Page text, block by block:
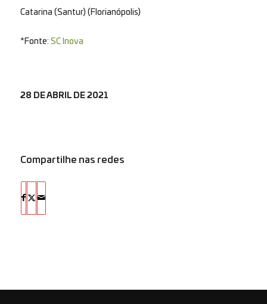
Catarina (Santur) (Florianópolis)
*Fonte: SC Inova
28 DE ABRIL DE 2021
Compartilhe nas redes